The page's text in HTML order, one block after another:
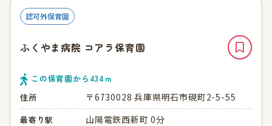
認可外保育園
ふくやま病院 コアラ保育園
この保育園から 434 ｍ
住所
〒6730028 兵庫県明石市硯町2-5-55
最寄り駅 山陽電鉄西新町 0分